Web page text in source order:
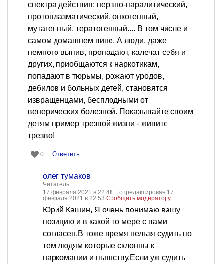
спектра действия: нервно-паралитический,
протоплазматический, онкогенный,
мутагенный, тератогенный.... В том числе и
самом домашнем вине. А люди, даже
немного выпив, пропадают, калечат себя и
других, приобщаются к наркотикам,
попадают в тюрьмы, рожают уродов,
дебилов и больных детей, становятся
извращенцами, бесплодными от
венерических болезней. Показывайте своим
детям пример трезвой жизни - живите
трезво!
0 Ответить
олег тумаков
Читатель
17 февраля 2021 в 22:48
отредактирован 17
февраля 2021 в 22:53Сообщить модератору
Юрий Кашин, Я очень понимаю вашу
позицию и в какой то мере с вами
согласен.В тоже время нельзя судить по
тем людям которые склонны к
наркомании и пьянству.Если уж судить